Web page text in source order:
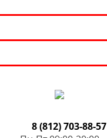
8 (812) 703-88-57